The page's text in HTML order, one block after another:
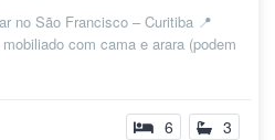
no São Francisco – Curitiba 📍
com cama e arara (podem
6 3